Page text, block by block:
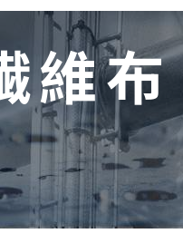
ブ
ラー
電防
ス
食
ヒ
ブ
プソ
ショ
水冷
ンジニア
ングプラ
チック
属加工
維布